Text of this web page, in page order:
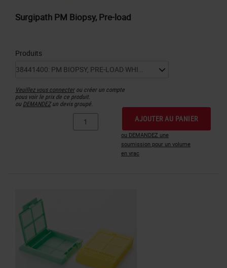
Surgipath PM Biopsy, Pre-load
Produits
Veuillez vous connecterou créer un compte
pous voir le prix de ce produit.
ou DEMANDEZun devis groupé.
AJOUTER AU PANIER
ou DEMANDEZ une
soumission pour un volume
en vrac